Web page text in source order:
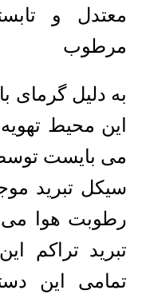
معتدل و
مرطوب
به دلیل گرمای
این محیط
می بایست
سیکل تبرید
رطوبت هوا
تبرید تراکم
تمامی این